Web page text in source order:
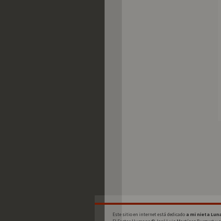
Este sitio en internet está dedicado a mi nieta